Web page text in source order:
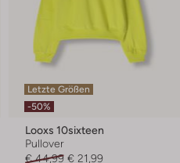
Letzte Größen
-50%
Looxs 10sixteen
Pullover
€ 44,99 € 21,99